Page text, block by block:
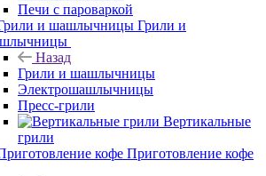
Печи с пароваркой
Грили и
Назад
Грили и шашлычницы
Электрошашлычницы
Пресс-грили
Вертикальные
грили
Приготовление кофе